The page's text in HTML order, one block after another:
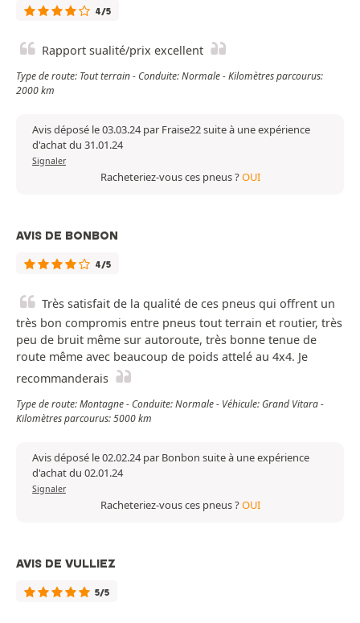
4/5
Rapport sualité/prix excellent
Type de route: Tout terrain - Conduite: Normale - Kilomètres parcourus:
2000 km
Avis déposé le 03.03.24 par Fraise22 suite à une expérience
d'achat du 31.01.24
Signaler
Racheteriez-vous ces pneus ?OUI
AVIS DE BONBON
4/5
Très satisfait de la qualité de ces pneus qui offrent un
très bon compromis entre pneus tout terrain et routier, très
peu de bruit même sur autoroute, très bonne tenue de
route même avec beaucoup de poids attelé au 4x4. Je
recommanderais
Type de route: Montagne - Conduite: Normale - Véhicule: Grand Vitara -
Kilomètres parcourus: 5000 km
Avis déposé le 02.02.24 par Bonbon suite à une expérience
d'achat du 02.01.24
Signaler
Racheteriez-vous ces pneus ?OUI
AVIS DE VULLIEZ
5/5